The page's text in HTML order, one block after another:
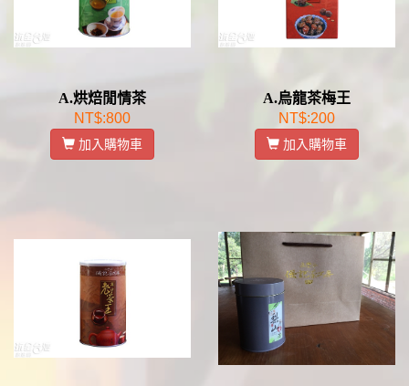
A.烘焙閒情茶
NT$:800
加入購物車
A.烏龍茶梅王
NT$:200
加入購物車